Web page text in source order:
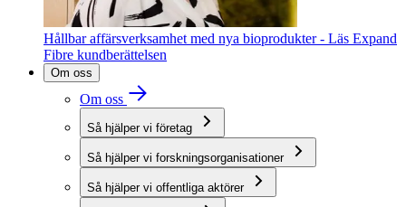
Hållbar affärsverksamhet med nya bioprodukter - Läs Expand
Fibre kundberättelsen
Om oss
Om oss
Så hjälper vi företag
Så hjälper vi forskningsorganisationer
Så hjälper vi offentliga aktörer